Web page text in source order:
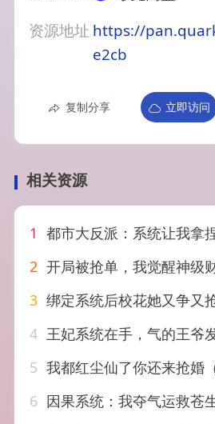
资源地址 https://
e2cb
复制分享 立即访问
相关资源
1 都市大反派：系统让我拿捏女主（
2 开局被抢单，我觉醒神级财富系统
3 绑定系统后校花她又争又抢（75
4 王妃系统在手，气的王爷发抖&王妃系统在手气的
5 我都红尘仙了你还来抢婚
6 因果系统：我夺气运救苍生&因果系统我夺气运